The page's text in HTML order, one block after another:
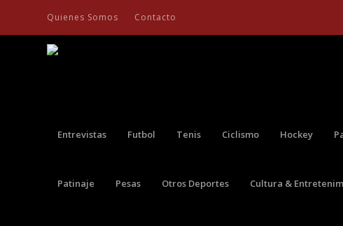
Quienes Somos Contacto
Entrevistas Futbol Tenis Ciclismo Hockey
Patinaje Pesas Otros Deportes Cultura &